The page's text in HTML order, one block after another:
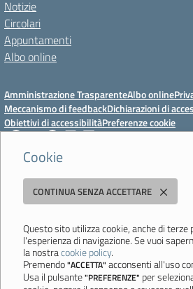
Cookie
CONTINUA SENZA ACCETTARE
Questo sito utilizza cookie, anche di
l'esperienza di navigazione. Se vuoi
la nostracookie policy.
Premendo"ACCETTA" acconsenti all'uso
Usa il pulsante"PREFERENZE" per
Notizie
Circolari
Appuntamenti
Albo online
Amministrazione TrasparenteAlbo online
Meccanismo di feedbackDichiarazioni di
Obiettivi di accessibilitàPreferenze cookie
Istituto Professionale Statale Socio-
Deledda"
351005 - Email:morc08000g@istruzione.it-
morc08000g@pec.istruzione.it
Codice meccanografico: MORC08000G - C.F.
Ultimo aggiornamento: Mercoledì, 29 Luglio